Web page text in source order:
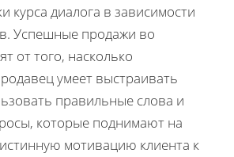
курса диалога в зависимости
Успешные продажи во
от того, насколько
умеет выстраивать
правильные слова и
которые поднимают на
мотивацию клиента к